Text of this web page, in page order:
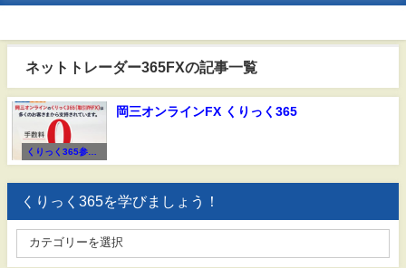
ネットトレーダー365FXの記事一覧
くりっく365参加F
X会社
岡三オンラインFX くりっく365
くりっく365を学びましょう！